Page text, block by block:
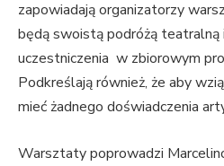
zapowiadają organizatorzy
będą swoistą podróżą teatralną
uczestniczenia w zbiorowym
Podkreślają również, że aby
mieć żadnego doświadczenia
Warsztaty poprowadzi